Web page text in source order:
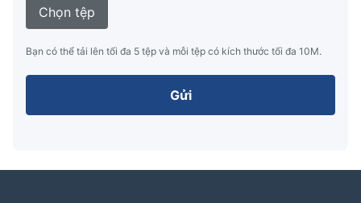
Chọn tệp
Bạn có thể tải lên tối đa 5 tệp và mỗi tệp có kích thước tối đa 10M.
Gửi